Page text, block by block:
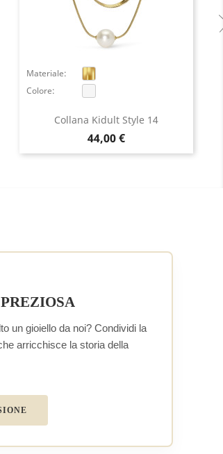
Collana Kidult Style 14
Prezzo
44,00 €
Materiale:
Colore:
un gioiello da noi? Condividi la
arricchisce la storia della